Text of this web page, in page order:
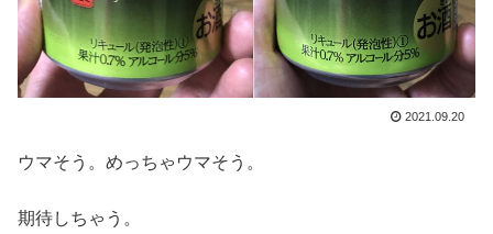
2021.09.20
ウマそう。めっちゃウマそう。
期待しちゃう。